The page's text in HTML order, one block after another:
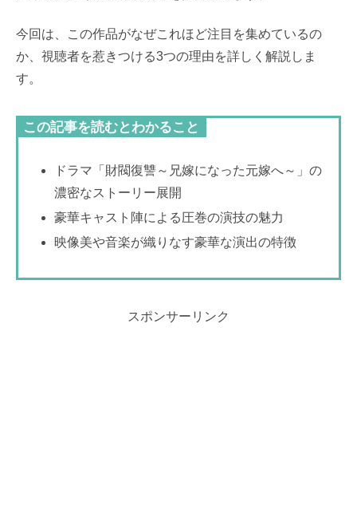
今回は、この作品がなぜこれほど注目を集めているの
か、視聴者を惹きつける3つの理由を詳しく解説しま
す。
この記事を読むとわかること
ドラマ「財閥復讐～兄嫁になった元嫁へ～」の
濃密なストーリー展開
豪華キャスト陣による圧巻の演技の魅力
映像美や音楽が織りなす豪華な演出の特徴
スポンサーリンク